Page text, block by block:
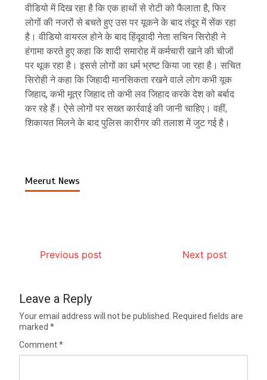
वीडियो में दिख रहा है कि एक हाथों से रोटी को फैलाता है, फिर
लोगों की नजरों से बचते हुए उस पर यूकने के बाद तंदूर में सेंक रहा
है। वीडियो वायरल होने के बाद हिंदूवादी नेता सचिन सिरोही ने
हंगामा करते हुए कहा कि शादी समारोह में कर्मचारी खाने की चीजों
पर थूक रहा है। इससे लोगों का धर्म भ्रष्ट किया जा रहा है। सचित
सिरोही ने कहा कि जिहादी मानसिकता रखने वाले लोग कभी यूक
जिहाद, कभी मूत्र जिहाद तो कभी लव जिहाद करके देश को बर्बाद
कर रहे हैं। ऐसे लोगों पर सख्त कार्रवाई की जानी चाहिए। वहीं,
शिकायत मिलने के बाद पुलिस कारीगर की तलाश में जुट गई है।
Meerut News
Previous post Next post
Leave a Reply
Your email address will not be published.
Required fields are
marked*
Comment*